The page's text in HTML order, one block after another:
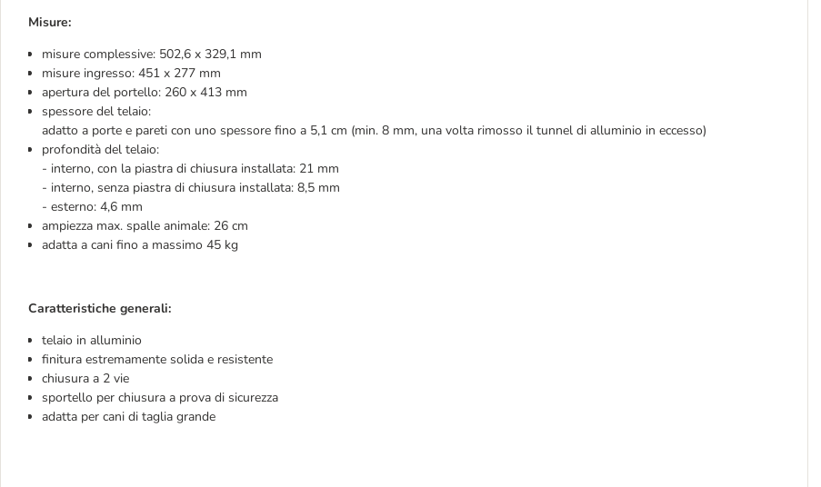
Misure:
misure complessive: 502,6 x 329,1 mm
misure ingresso: 451 x 277 mm
apertura del portello: 260 x 413 mm
spessore del telaio:
adatto a porte e pareti con uno spessore fino a 5,1 cm (min. 8 mm, una volta rimosso il tunnel di alluminio in eccesso)
profondità del telaio:
- interno, con la piastra di chiusura installata: 21 mm
- interno, senza piastra di chiusura installata: 8,5 mm
- esterno: 4,6 mm
ampiezza max. spalle animale: 26 cm
adatta a cani fino a massimo 45 kg
Caratteristiche generali:
telaio in alluminio
finitura estremamente solida e resistente
chiusura a 2 vie
sportello per chiusura a prova di sicurezza
adatta per cani di taglia grande